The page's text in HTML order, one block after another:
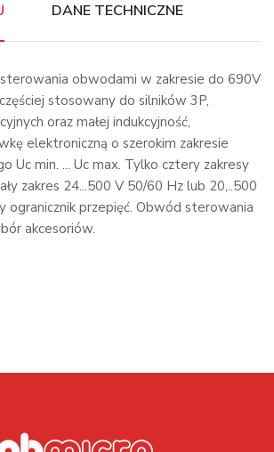
DANE TECHNICZNE
obwodami w zakresie do 690V
stosowany do silników 3P,
oraz małej indukcyjność,
elektroniczną o szerokim zakresie
Uc min. ... Uc max. Tylko cztery zakresy
zakres 24...500 V 50/60 Hz lub 20,..500
ogranicznik przepięć. Obwód sterowania
akcesoriów.